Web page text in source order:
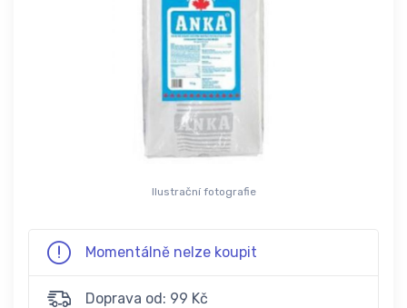
Ilustrační fotografie
Momentálně nelze koupit
Doprava od: 99 Kč